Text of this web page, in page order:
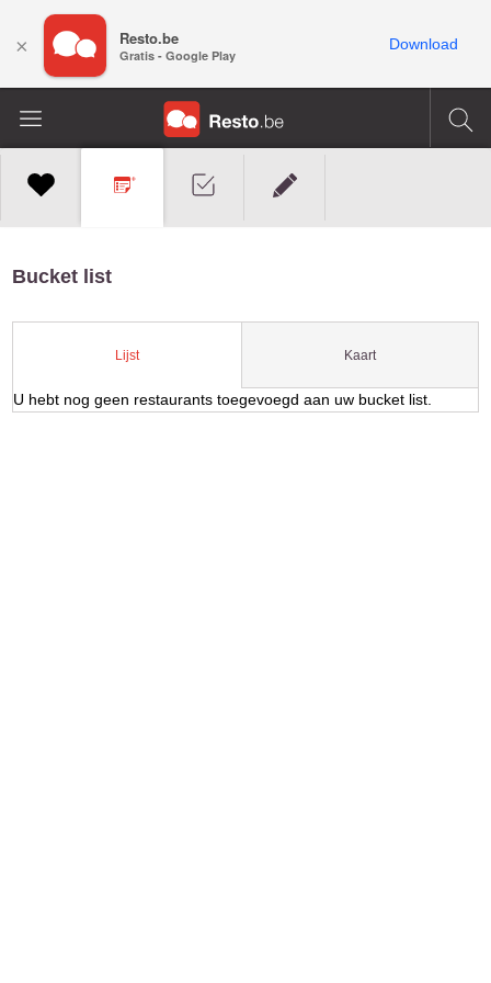
Bucket list
Lijst Kaart
U hebt nog geen restaurants toegevoegd aan uw bucket list.
× Resto.be
Gratis - Google Play
Download